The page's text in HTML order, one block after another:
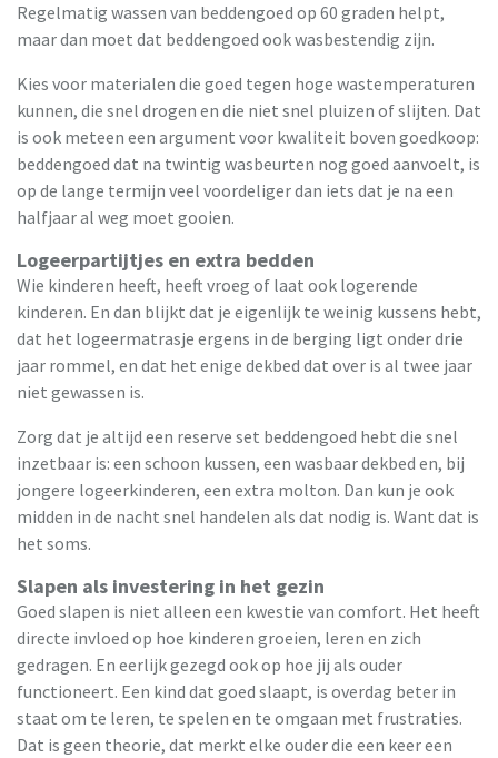
Regelmatig wassen van beddengoed op 60 graden helpt,
maar dan moet dat beddengoed ook wasbestendig zijn.
Kies voor materialen die goed tegen hoge wastemperaturen
kunnen, die snel drogen en die niet snel pluizen of slijten. Dat
is ook meteen een argument voor kwaliteit boven goedkoop:
beddengoed dat na twintig wasbeurten nog goed aanvoelt, is
op de lange termijn veel voordeliger dan iets dat je na een
halfjaar al weg moet gooien.
Logeerpartijtjes en extra bedden
Wie kinderen heeft, heeft vroeg of laat ook logerende
kinderen. En dan blijkt dat je eigenlijk te weinig kussens hebt,
dat het logeermatrasje ergens in de berging ligt onder drie
jaar rommel, en dat het enige dekbed dat over is al twee jaar
niet gewassen is.
Zorg dat je altijd een reserve set beddengoed hebt die snel
inzetbaar is: een schoon kussen, een wasbaar dekbed en, bij
jongere logeerkinderen, een extra molton. Dan kun je ook
midden in de nacht snel handelen als dat nodig is. Want dat is
het soms.
Slapen als investering in het gezin
Goed slapen is niet alleen een kwestie van comfort. Het heeft
directe invloed op hoe kinderen groeien, leren en zich
gedragen. En eerlijk gezegd ook op hoe jij als ouder
functioneert. Een kind dat goed slaapt, is overdag beter in
staat om te leren, te spelen en te omgaan met frustraties.
Dat is geen theorie, dat merkt elke ouder die een keer een